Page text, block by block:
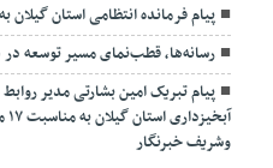
پیام فرمانده انتظامی استان گیلان
رسانه‌ها، قطب‌نمای مسیر توسعه
پیام تبریک امین بشارتی مدیر
وشریف خبرنگار